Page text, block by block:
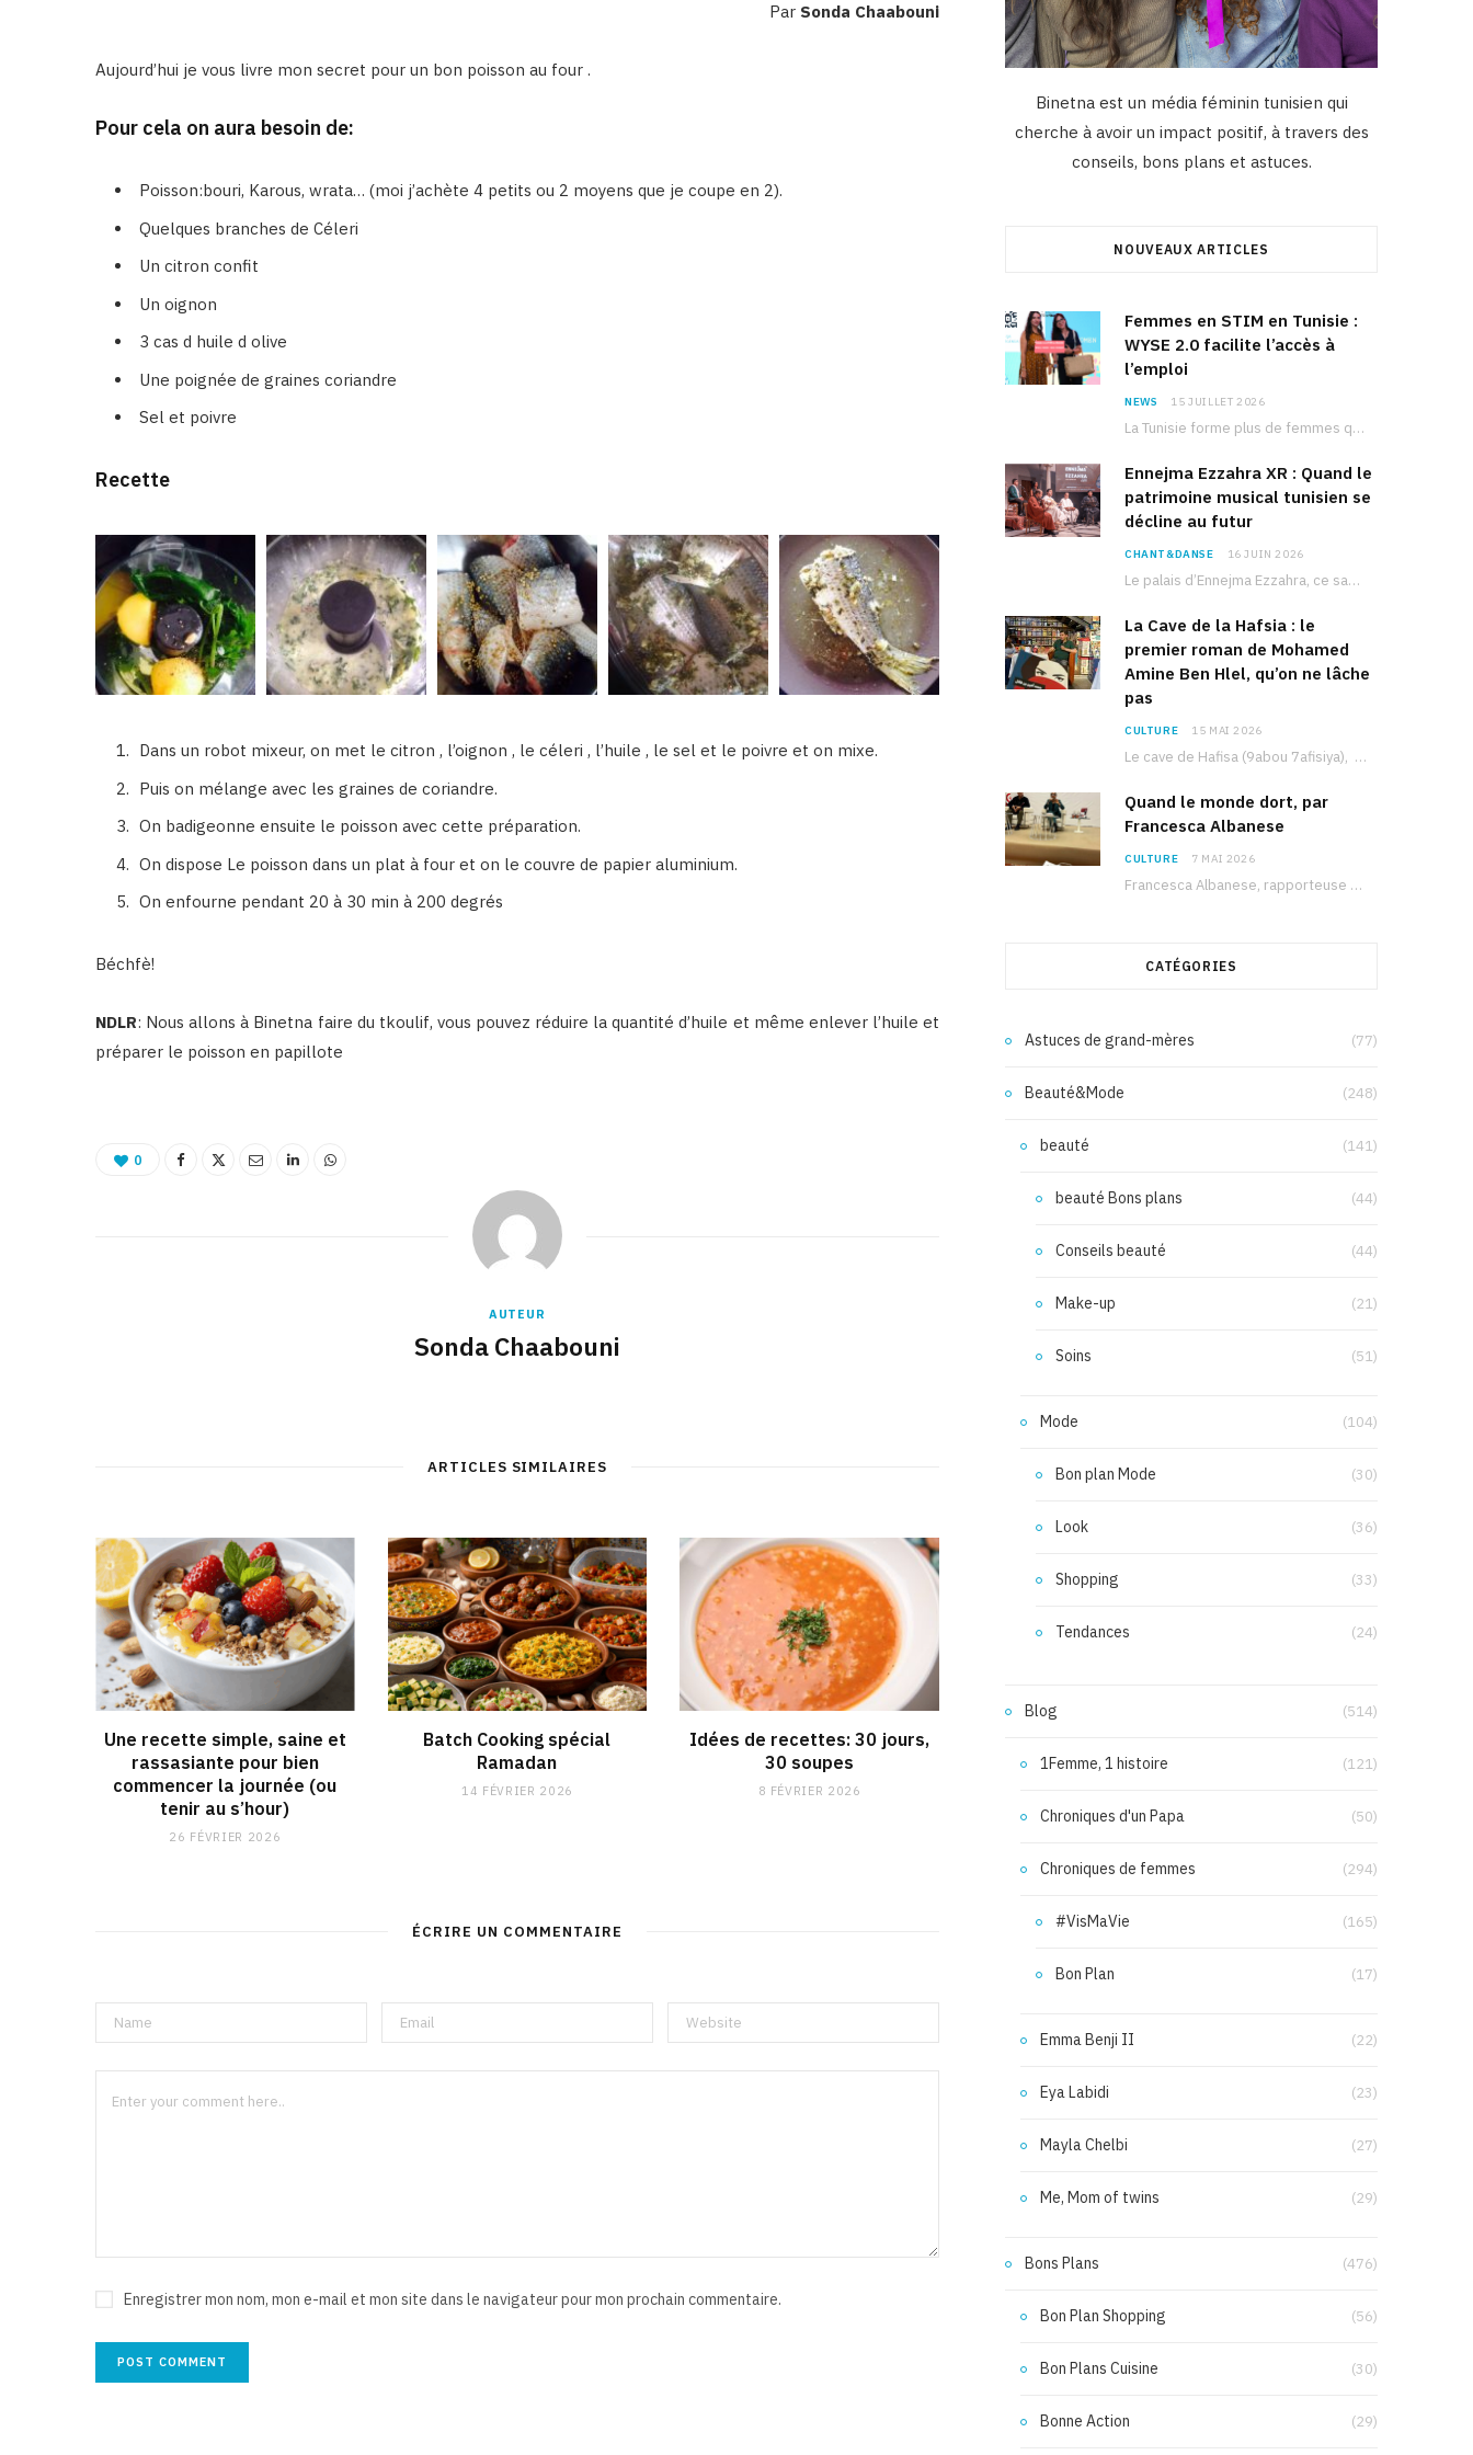
Par Sonda Chaabouni
Aujourd’hui je vous livre mon secret pour un bon poisson au four .
Pour cela on aura besoin de:
Poisson:bouri, Karous, wrata… (moi j’achète 4 petits ou 2 moyens que je coupe en 2).
Quelques branches de Céleri
Un citron confit
Un oignon
3 cas d huile d olive
Une poignée de graines coriandre
Sel et poivre
Recette
Dans un robot mixeur, on met le citron , l’oignon , le céleri , l’huile , le sel et le poivre et on mixe.
Puis on mélange avec les graines de coriandre.
On badigeonne ensuite le poisson avec cette préparation.
On dispose Le poisson dans un plat à four et on le couvre de papier aluminium.
On enfourne pendant 20 à 30 min à 200 degrés
Béchfè!
NDLR: Nous allons à Binetna faire du tkoulif, vous pouvez réduire la quantité d’huile et même enlever l’huile et
préparer le poisson en papillote
0
AUTEUR
Sonda Chaabouni
ARTICLES SIMILAIRES
Une recette simple, saine et
rassasiante pour bien
commencer la journée (ou
tenir au s’hour)
26 FÉVRIER 2026
Batch Cooking spécial
Ramadan
14 FÉVRIER 2026
Idées de recettes: 30 jours,
30 soupes
8 FÉVRIER 2026
ÉCRIRE UN COMMENTAIRE
Enregistrer mon nom, mon e-mail et mon site dans le navigateur pour mon prochain commentaire.
Binetna est un média féminin tunisien qui
cherche à avoir un impact positif, à travers des
conseils, bons plans et astuces.
NOUVEAUX ARTICLES
Femmes en STIM en Tunisie :
WYSE 2.0 facilite l’accès à
l’emploi
NEWS 15 JUILLET 2026
La Tunisie forme plus de femmes que d’hommes dans les filières scientifiques. Pourtant, pour beaucoup…
Ennejma Ezzahra XR : Quand le
patrimoine musical tunisien se
décline au futur
CHANT&DANSE 16 JUIN 2026
Le palais d’Ennejma Ezzahra, ce sanctuaire de la musique tunisienne et méditerranéenne construit par le…
La Cave de la Hafsia : le
premier roman de Mohamed
Amine Ben Hlel, qu’on ne lâche
pas
CULTURE 15 MAI 2026
Le cave de Hafisa (9abou 7afisiya), premier roman du journaliste tunisien Mohamed Amine Ben Hlel,…
Quand le monde dort, par
Francesca Albanese
CULTURE 7 MAI 2026
Francesca Albanese, rapporteuse spéciale de l’ONU sur les territoires palestiniens occupés, était à Tunis pour…
CATÉGORIES
Astuces de grand-mères (77)
Beauté&Mode (248)
beauté (141)
beauté Bons plans (44)
Conseils beauté (44)
Make-up (21)
Soins (51)
Mode (104)
Bon plan Mode (30)
Look (36)
Shopping (33)
Tendances (24)
Blog (514)
1Femme, 1 histoire (121)
Chroniques d'un Papa (50)
Chroniques de femmes (294)
#VisMaVie (165)
Bon Plan (17)
Emma Benji II (22)
Eya Labidi (23)
Mayla Chelbi (27)
Me, Mom of twins (29)
Bons Plans (476)
Bon Plan Shopping (56)
Bon Plans Cuisine (30)
Bonne Action (29)